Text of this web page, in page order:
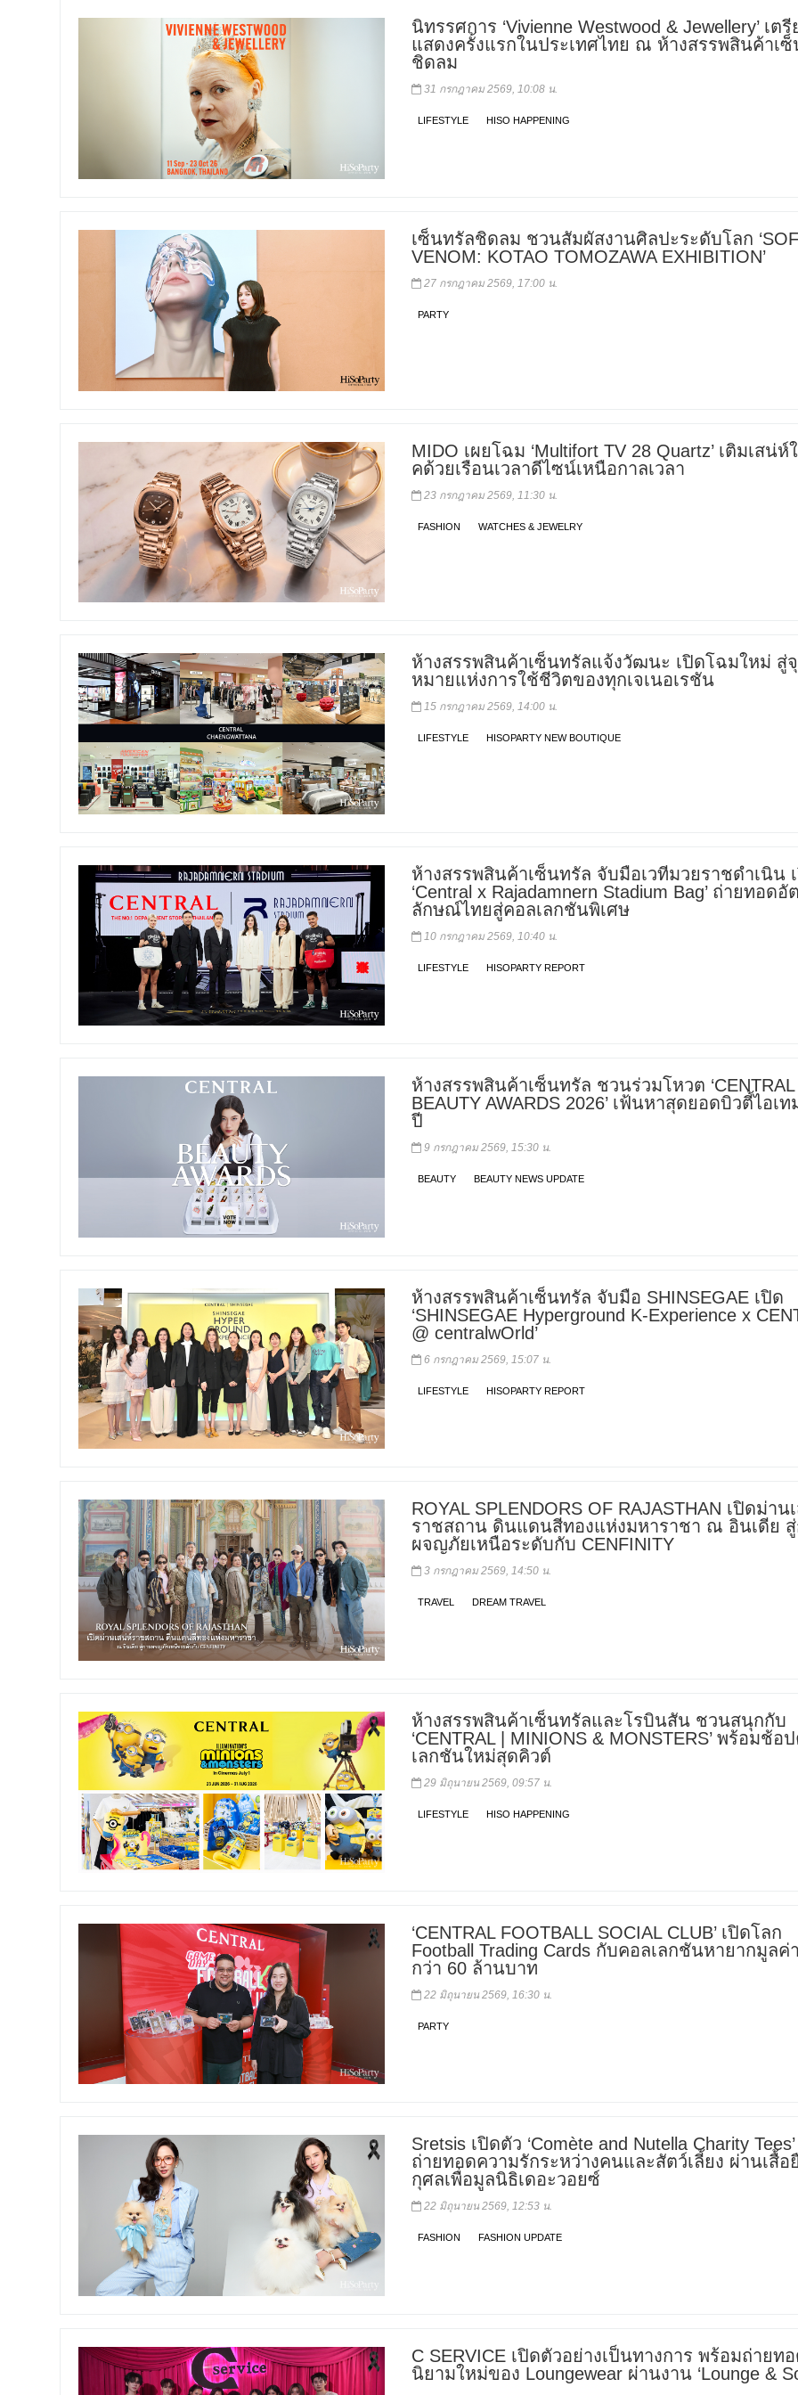
นิทรรศการ ‘Vivienne Westwood & Jewellery’ เต
แสดงครั้งแรกในประเทศไทย ณ ห้างสรรพสินค้าเซ็
ชิดลม
31 กรกฎาคม 2569, 10:08 น.
LIFESTYLE HISO HAPPENING
เซ็นทรัลชิดลม ชวนสัมผัสงานศิลปะระดับโลก
VENOM: KOTAO TOMOZAWA EXHIBITION’
27 กรกฎาคม 2569, 17:00 น.
PARTY
MIDO เผยโฉม ‘Multifort TV 28 Quartz’ เติมเสน่ห์
คด้วยเรือนเวลาดีไซน์เหนือกาลเวลา
23 กรกฎาคม 2569, 11:30 น.
FASHION WATCHES & JEWELRY
ห้างสรรพสินค้าเซ็นทรัลแจ้งวัฒนะ เปิดโฉมใหม่ สู่
หมายแห่งการใช้ชีวิตของทุกเจเนอเรชัน
15 กรกฎาคม 2569, 14:00 น.
LIFESTYLE HISOPARTY NEW BOUTIQUE
ห้างสรรพสินค้าเซ็นทรัล จับมือเวทีมวยราชดำเนิน
‘Central x Rajadamnern Stadium Bag’ ถ่ายทอดอัต
ลักษณ์ไทยสู่คอลเลกชันพิเศษ
10 กรกฎาคม 2569, 10:40 น.
LIFESTYLE HISOPARTY REPORT
ห้างสรรพสินค้าเซ็นทรัล ชวนร่วมโหวต ‘CENTRAL
BEAUTY AWARDS 2026’ เฟ้นหาสุดยอดบิวตี้ไอเ
ปี
9 กรกฎาคม 2569, 15:30 น.
BEAUTY BEAUTY NEWS UPDATE
ห้างสรรพสินค้าเซ็นทรัล จับมือ SHINSEGAE เปิด
‘SHINSEGAE Hyperground K-Experience x
@ centralwOrld’
6 กรกฎาคม 2569, 15:07 น.
LIFESTYLE HISOPARTY REPORT
ROYAL SPLENDORS OF RAJASTHAN เปิดม่าน
ราชสถาน ดินแดนสีทองแห่งมหาราชา ณ อินเดีย สู่
ผจญภัยเหนือระดับกับ CENFINITY
3 กรกฎาคม 2569, 14:50 น.
TRAVEL DREAM TRAVEL
ห้างสรรพสินค้าเซ็นทรัลและโรบินสัน ชวนสนุกกับ
‘CENTRAL | MINIONS & MONSTERS’ พร้อมช้อ
เลกชันใหม่สุดคิวต์
29 มิถุนายน 2569, 09:57 น.
LIFESTYLE HISO HAPPENING
‘CENTRAL FOOTBALL SOCIAL CLUB’ เปิดโลก
Football Trading Cards กับคอลเลกชันหายากมูลค่
กว่า 60 ล้านบาท
22 มิถุนายน 2569, 16:30 น.
PARTY
Sretsis เปิดตัว ‘Comète and Nutella Charity Tees’
ถ่ายทอดความรักระหว่างคนและสัตว์เลี้ยง ผ่านเสื้อ
กุศลเพื่อมูลนิธิเดอะวอยซ์
22 มิถุนายน 2569, 12:53 น.
FASHION FASHION UPDATE
C SERVICE เปิดตัวอย่างเป็นทางการ พร้อมถ่ายท
นิยามใหม่ของ Loungewear ผ่านงาน ‘Lounge &